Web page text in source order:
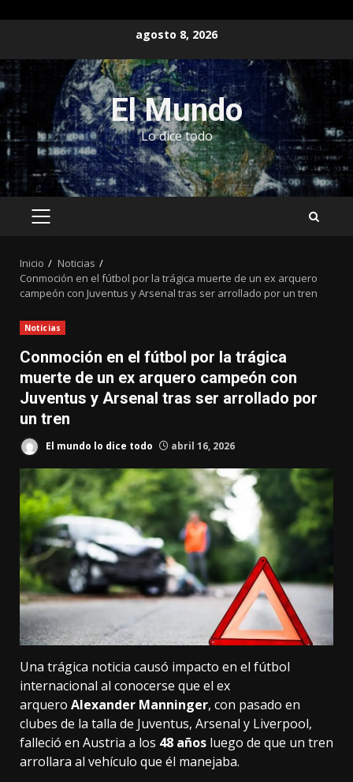
contenido
agosto 8, 2026
El Mundo
Lo dice todo
MENÚ
Inicio
Noticias
Conmoción en el fútbol por la trágica muerte de un ex arquero
campeón con Juventus y Arsenal tras ser arrollado por un tren
Noticias
Conmoción en el fútbol por la trágica
muerte de un ex arquero campeón con
Juventus y Arsenal tras ser arrollado por
un tren
El mundo lo dice todo abril 16, 2026
Una trágica noticia causó impacto en el fútbol
internacional al conocerse que el ex
arquero Alexander Manninger, con pasado en
clubes de la talla de Juventus, Arsenal y Liverpool,
falleció en Austria a los 48 años luego de que un tren
arrollara al vehículo que él manejaba.